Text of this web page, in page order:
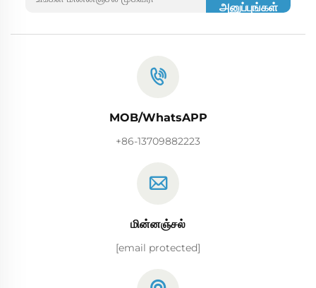
அனுப்புங்கள்
MOB/WhatsAPP
+86-13709882223
மின்னஞ்சல்
[email protected]